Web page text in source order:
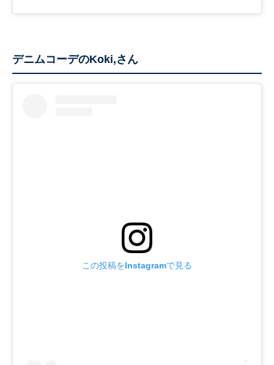
デニムコーデのKoki,さん
この投稿をInstagramで見る